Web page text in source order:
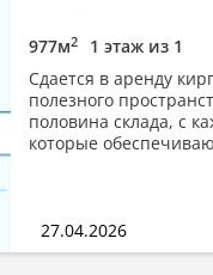
977м2
1 этаж из 1
Сдается в аренду
полезного
половина склада, с
которые
27.04.2026